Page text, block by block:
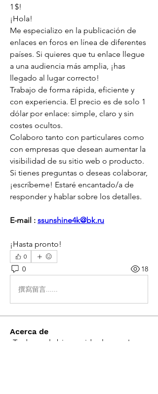
1 $!
¡Hola!
Me especializo en la publicación de
enlaces en foros en línea de diferentes
países. Si quieres que tu enlace llegue
a una audiencia más amplia, ¡has
llegado al lugar correcto!
Trabajo de forma rápida, eficiente y
con experiencia. El precio es de solo 1
dólar por enlace: simple, claro y sin
costes ocultos.
Colaboro tanto con particulares como
con empresas que desean aumentar la
visibilidad de su sitio web o producto.
Si tienes preguntas o deseas colaborar,
¡escríbeme! Estaré encantado/a de
responder y hablar sobre los detalles.
E-mail : ssunshine4k@bk.ru
¡Hasta pronto!
0
0 18
撰寫留言......
Acerca de
¡Te damos la bienvenida al grupo!